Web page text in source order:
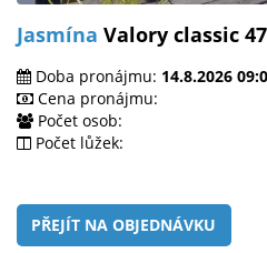
Jasmína Valory classic
Doba pronájmu: 14.8.2026
Cena pronájmu:
Počet osob:
Počet lůžek:
PŘEJÍT NA OBJEDNÁVKU